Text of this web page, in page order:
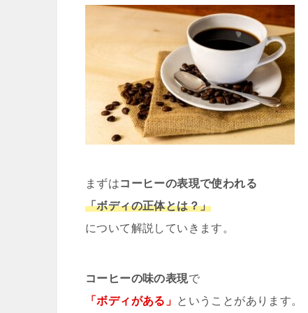
まずはコーヒーの表現で使われる
「ボディの正体とは？」
について解説していきます。
コーヒーの味の表現で
「ボディがある」 ということがあります。